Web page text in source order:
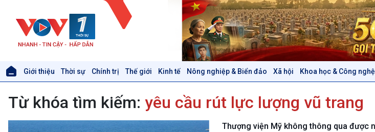
Giới thiệu Thời sự Chính trị Thế giới Kinh tế Nông nghiệp & Biển đảo Xã hội Khoa học & Công nghệ
Thời sự 6h
Thời sự 12h
Thời sự 18h
Tin Chính trị
Chính phủ với người dân
Quốc hội với cử tri
Tin
Vấn
Hồ
Từ khóa tìm kiếm: yêu cầu rút lực lượng vũ trang
Thượng viện Mỹ không thông qua được